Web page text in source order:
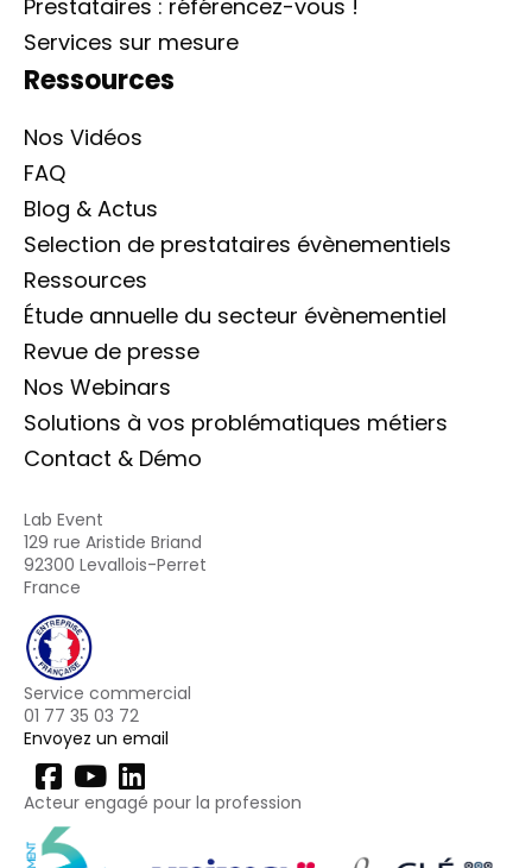
Prestataires : référencez-vous !
Services sur mesure
Ressources
Nos Vidéos
FAQ
Blog & Actus
Selection de prestataires évènementiels
Ressources
Étude annuelle du secteur évènementiel
Revue de presse
Nos Webinars
Solutions à vos problématiques métiers
Contact & Démo
Lab Event
129 rue Aristide Briand
92300 Levallois-Perret
France
Service commercial
01 77 35 03 72
Envoyez un email
Acteur engagé pour la profession